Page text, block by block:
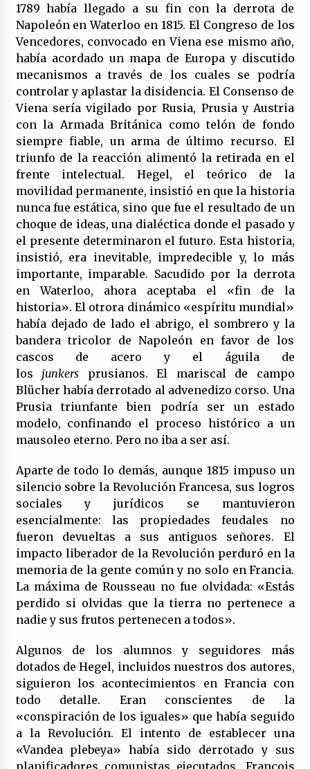
1789 había llegado a su fin con la derrota de
Napoleón en Waterloo en 1815. El Congreso de los
Vencedores, convocado en Viena ese mismo año,
había acordado un mapa de Europa y discutido
mecanismos a través de los cuales se podría
controlar y aplastar la disidencia. El Consenso de
Viena sería vigilado por Rusia, Prusia y Austria
con la Armada Británica como telón de fondo
siempre fiable, un arma de último recurso. El
triunfo de la reacción alimentó la retirada en el
frente intelectual. Hegel, el teórico de la
movilidad permanente, insistió en que la historia
nunca fue estática, sino que fue el resultado de un
choque de ideas, una dialéctica donde el pasado y
el presente determinaron el futuro. Esta historia,
insistió, era inevitable, impredecible y, lo más
importante, imparable. Sacudido por la derrota
en Waterloo, ahora aceptaba el «fin de la
historia». El otrora dinámico «espíritu mundial»
había dejado de lado el abrigo, el sombrero y la
bandera tricolor de Napoleón en favor de los
cascos de acero y el águila de
los junkers prusianos. El mariscal de campo
Blücher había derrotado al advenedizo corso. Una
Prusia triunfante bien podría ser un estado
modelo, confinando el proceso histórico a un
mausoleo eterno. Pero no iba a ser así.
Aparte de todo lo demás, aunque 1815 impuso un
silencio sobre la Revolución Francesa, sus logros
sociales y jurídicos se mantuvieron
esencialmente: las propiedades feudales no
fueron devueltas a sus antiguos señores. El
impacto liberador de la Revolución perduró en la
memoria de la gente común y no solo en Francia.
La máxima de Rousseau no fue olvidada: «Estás
perdido si olvidas que la tierra no pertenece a
nadie y sus frutos pertenecen a todos».
Algunos de los alumnos y seguidores más
dotados de Hegel, incluidos nuestros dos autores,
siguieron los acontecimientos en Francia con
todo detalle. Eran conscientes de la
«conspiración de los iguales» que había seguido
a la Revolución. El intento de establecer una
«Vandea plebeya» había sido derrotado y sus